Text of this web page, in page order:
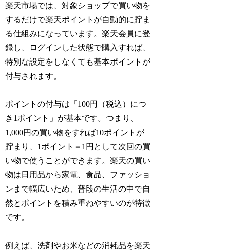
楽天市場では、対象ショップで買い物を
するだけで楽天ポイントが自動的に貯ま
る仕組みになっています。楽天会員に登
録し、ログインした状態で購入すれば、
特別な設定をしなくても基本ポイントが
付与されます。
ポイントの付与は「100円（税込）につ
き1ポイント」が基本です。つまり、
1,000円の買い物をすれば10ポイントが
貯まり、1ポイント＝1円として次回の買
い物で使うことができます。楽天の買い
物は日用品から家電、食品、ファッショ
ンまで幅広いため、普段の生活の中で自
然とポイントを積み重ねやすいのが特徴
です。
例えば、洗剤やお米などの消耗品を楽天